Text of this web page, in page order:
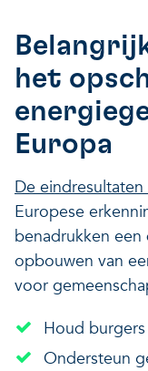
het
Europa
De eindresultaten
Europese
benadrukken
opbouwen van
voor
Houd
Ondersteun